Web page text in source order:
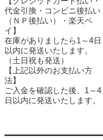
代金引換・コンビニ後払い
（ＮＰ後払い）・楽天ペ
イ】
在庫がありましたら1～4日
以内に発送いたします。
（土日祝も発送）
【上記以外のお支払い方
法】
ご入金を確認した後、1～4
日以内に発送いたします。